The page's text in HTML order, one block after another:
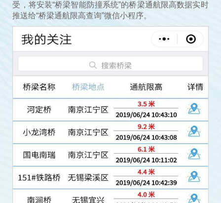
受，将安装“桥梁智能防撞系统”的桥梁通航限高数据实时
推送给“桥梁通航限高查询”微信小程序。